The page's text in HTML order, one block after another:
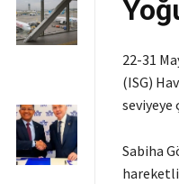
22-31
(ISG)
seviyeye
Sabiha